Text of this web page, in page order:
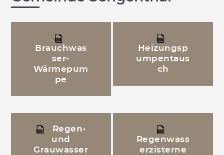
Brauchwas
ser-
Wärmepum
pe
Heizungsp
umpentaus
ch
Regen-
und
Grauwasser
Regenwass
erzisterne